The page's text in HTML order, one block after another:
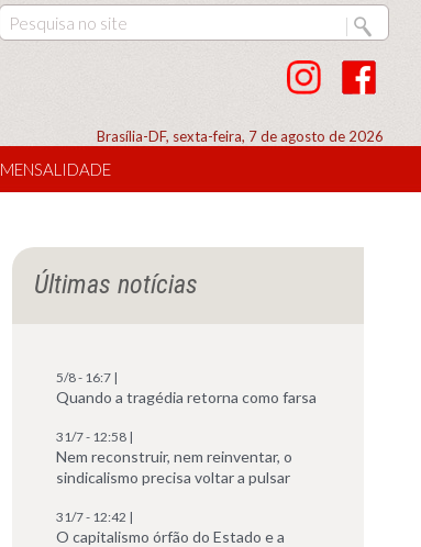
Brasília-DF, sexta-feira, 7 de agosto de 2026
MENSALIDADE
Últimas notícias
5/8 - 16:7 |
Quando a tragédia retorna como farsa
31/7 - 12:58 |
Nem reconstruir, nem reinventar, o
sindicalismo precisa voltar a pulsar
31/7 - 12:42 |
O capitalismo órfão do Estado e a